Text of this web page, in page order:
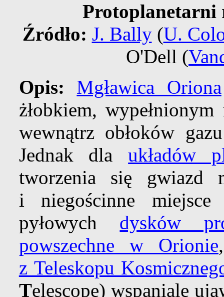
Protoplanetarni
Źródło: J. Bally(U.
O'Dell (
Opis:
Mgławica Oriona
żłobkiem,
wewnątrz obłoków
Jednak dlaukładów
tworzenia się gwiazd
i niegościnne miejsce
pyłowych dysków
powszechne w Orionie
z Teleskopu
Telescope) wspaniale